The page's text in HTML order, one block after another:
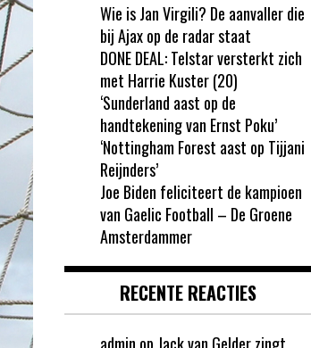
Wie is Jan Virgili? De aanvaller die
bij Ajax op de radar staat
DONE DEAL: Telstar versterkt zich
met Harrie Kuster (20)
‘Sunderland aast op de
handtekening van Ernst Poku’
‘Nottingham Forest aast op Tijjani
Reijnders’
Joe Biden feliciteert de kampioen
van Gaelic Football – De Groene
Amsterdammer
RECENTE REACTIES
admin op Jack van Gelder zingt